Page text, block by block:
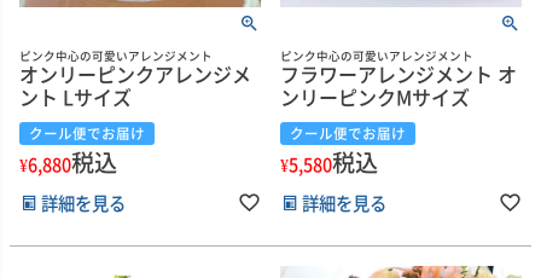
ピンク中心の可愛いアレンジメント
オンリーピンクアレンジメ
ント Lサイズ
クール便でお届け
¥6,880税込
詳細を見る
ピンク中心の可愛いアレンジメント
フラワーアレンジメント オ
ンリーピンクMサイズ
クール便でお届け
¥5,580税込
詳細を見る